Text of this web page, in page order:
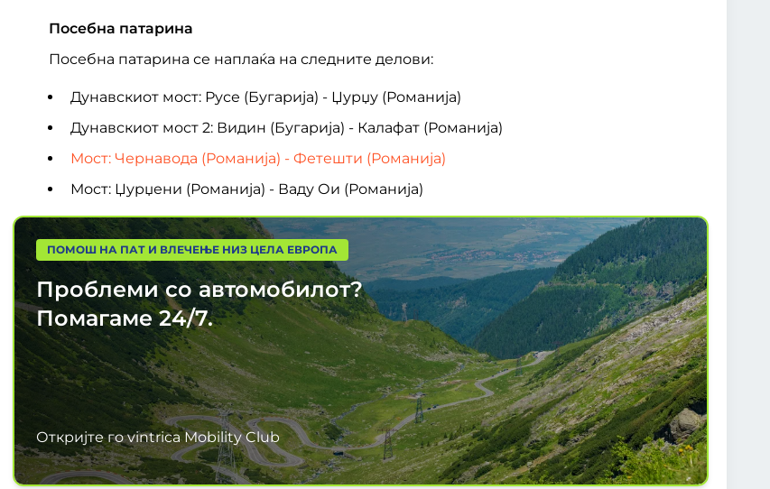
Посебна патарина
Посебна патарина се наплаќа на следните делови:
Дунавскиот мост: Русе (Бугарија) - Џурџу (Романија)
Дунавскиот мост 2: Видин (Бугарија) - Калафат (Романија)
Мост: Чернавода (Романија) - Фетешти (Романија)
Мост: Џурџени (Романија) - Ваду Ои (Романија)
ПОМОШ НА ПАТ И ВЛЕЧЕЊЕ НИЗ ЦЕЛА ЕВРОПА
Проблеми со автомобилот?
Помагаме24/7.
Откријте го vintrica Mobility Club